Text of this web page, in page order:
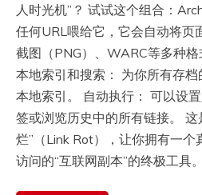
人时光机”？ 试试这个组合：
任何URL喂给它，它会自动将页
截图（PNG）、WARC等多种格
本地索引和搜索： 为你所有存
本地索引。 自动执行： 可以设
签或浏览历史中的所有链接。
烂”（Link Rot），让你拥有一
访问的“互联网副本”的终极工具